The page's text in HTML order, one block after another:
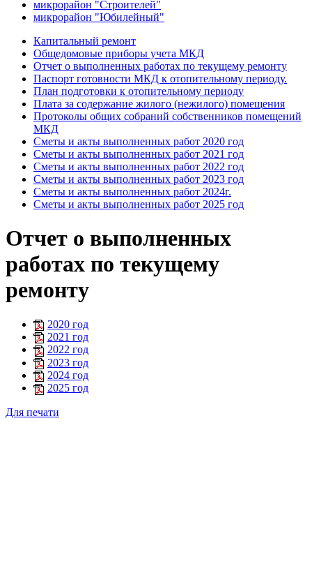
микрорайон "Строителей"
микрорайон "Юбилейный"
Капитальный ремонт
Общедомовые приборы учета МКД
Отчет о выполненных работах по текущему ремонту
Паспорт готовности МКД к отопительному периоду.
План подготовки к отопительному периоду
Плата за содержание жилого (нежилого) помещения
Протоколы общих собраний собственников помещений
МКД
Сметы и акты выполненных работ 2020 год
Сметы и акты выполненных работ 2021 год
Сметы и акты выполненных работ 2022 год
Сметы и акты выполненных работ 2023 год
Сметы и акты выполненных работ 2024г.
Сметы и акты выполненных работ 2025 год
Отчет о выполненных
работах по текущему
ремонту
2020 год
2021 год
2022 год
2023 год
2024 год
2025 год
Для печати